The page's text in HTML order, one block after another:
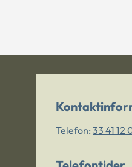
Telefon: 33 41 12